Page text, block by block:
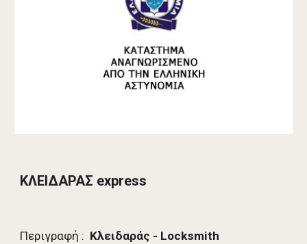
ΚΛΕΙΔΑΡΑΣ express
Περιγραφή : Κλειδαράς - Locksmith